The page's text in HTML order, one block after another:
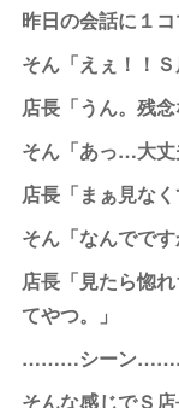
昨日の会話に１
そん「えぇ！！
店長「うん。残
そん「あっ…大丈
店長「まぁ見なく
そん「なんでです
店長「見たら惚
てやつ。」
………シーン
そんな感じでＳ